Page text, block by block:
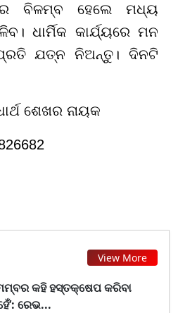
ବିଳମ୍ବ ହେଲେ ମଧ୍ୟ
ଧାର୍ମିକ କାର୍ଯ୍ୟରେ ମନ
ଯତ୍ନ ନିଅନ୍ତୁ। ଦିନଟି
ଶେଖର ନାୟକ
View More
କହି ହସ୍ତକ୍ଷେପ କରିବା
ରେଭ...